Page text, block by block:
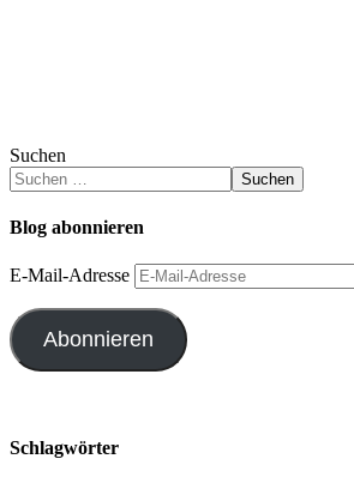
Suchen
Suchen
Blog abonnieren
E-Mail-Adresse
Abonnieren
Schlagwörter